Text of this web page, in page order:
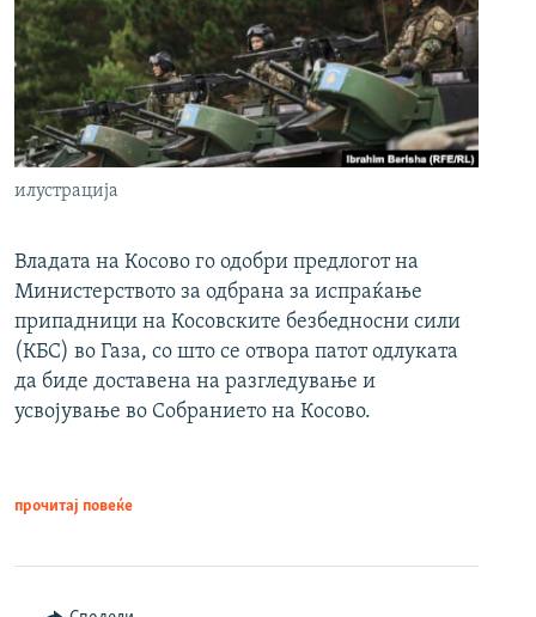
илустрација
Владата на Косово го одобри предлогот на
Министерството за одбрана за испраќање
припадници на Косовските безбедносни сили
(КБС) во Газа, со што се отвора патот одлуката
да биде доставена на разгледување и
усвојување во Собранието на Косово.
прочитај повеќе